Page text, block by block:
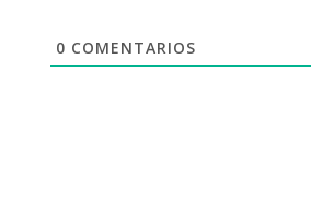
0 COMENTARIOS